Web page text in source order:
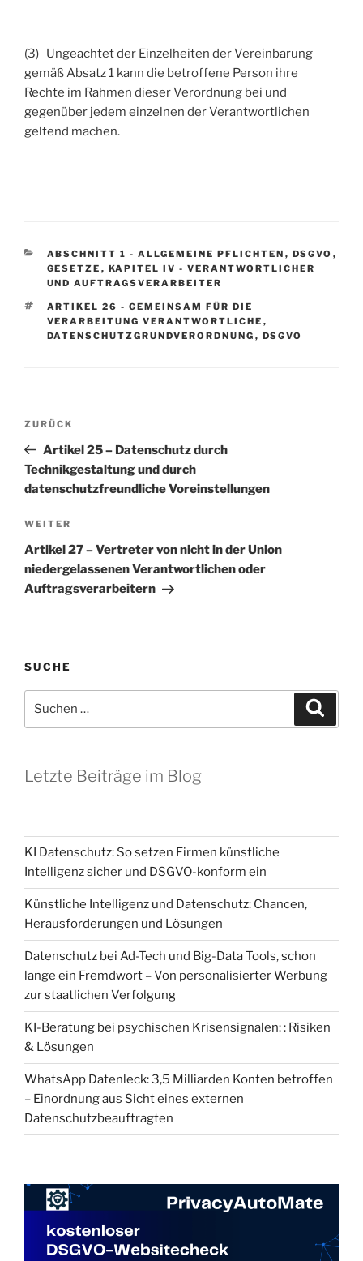
(3) Ungeachtet der Einzelheiten der Vereinbarung
gemäß Absatz 1 kann die betroffene Person ihre
Rechte im Rahmen dieser Verordnung bei und
gegenüber jedem einzelnen der Verantwortlichen
geltend machen.
KATEGORIEN
ABSCHNITT 1 - ALLGEMEINE PFLICHTEN , DSGVO ,
GESETZE , KAPITEL IV - VERANTWORTLICHER
UND AUFTRAGSVERARBEITER
SCHLAGWÖRTER
ARTIKEL 26 - GEMEINSAM FÜR DIE
VERARBEITUNG VERANTWORTLICHE ,
DATENSCHUTZGRUNDVERORDNUNG , DSGVO
Beitragsnavigation
Vorheriger
Beitrag
ZURÜCK
Artikel 25 – Datenschutz durch
Technikgestaltung und durch
datenschutzfreundliche Voreinstellungen
Nächster
Beitrag
WEITER
Artikel 27 – Vertreter von nicht in der Union
niedergelassenen Verantwortlichen oder
Auftragsverarbeitern
SUCHE
nach:
Letzte Beiträge im Blog
KI Datenschutz: So setzen Firmen künstliche
Intelligenz sicher und DSGVO-konform ein
Künstliche Intelligenz und Datenschutz: Chancen,
Herausforderungen und Lösungen
Datenschutz bei Ad-Tech und Big-Data Tools, schon
lange ein Fremdwort – Von personalisierter Werbung
zur staatlichen Verfolgung
KI-Beratung bei psychischen Krisensignalen: : Risiken
& Lösungen
WhatsApp Datenleck: 3,5 Milliarden Konten betroffen
– Einordnung aus Sicht eines externen
Datenschutzbeauftragten